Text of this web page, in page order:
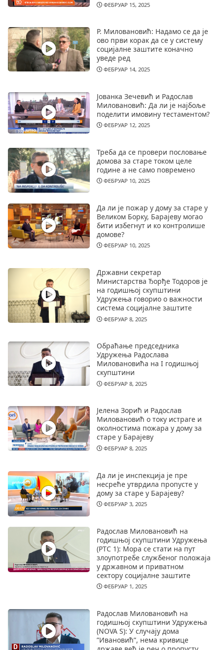
ФЕБРУАР 15, 2025
Р. Миловановић: Надамо се да је
ово први корак да се у систему
социјалне заштите коначно
уведе ред
ФЕБРУАР 14, 2025
Јованка Зечевић и Радослав
Миловановић: Да ли је најбоље
поделити имовину тестаментом?
ФЕБРУАР 12, 2025
Треба да се провери пословање
домова за старе током целе
године а не само повремено
ФЕБРУАР 10, 2025
Да ли је пожар у дому за старе у
Великом Борку, Барајеву могао
бити избегнут и ко контролише
домове?
ФЕБРУАР 10, 2025
Државни секретар
Министарства Ђорђе Тодоров је
на годишњој скупштини
Удружења говорио о важности
система социјалне заштите
ФЕБРУАР 8, 2025
Обраћање председника
Удружења Радослава
Миловановића на I годишњој
скупштини
ФЕБРУАР 8, 2025
Јелена Зорић и Радослав
Миловановић о току истраге и
околностима пожара у дому за
старе у Барајеву
ФЕБРУАР 8, 2025
Да ли је инспекција је пре
несреће утврдила пропусте у
дому за старе у Барајеву?
ФЕБРУАР 3, 2025
Радослав Миловановић на
годишњој скупштини Удружења
(РТС 1): Мора се стати на пут
злоупотребе службеног положаја
у државном и приватном
сектору социјалне заштите
ФЕБРУАР 1, 2025
Радослав Миловановић на
годишњој скупштини Удружења
(NOVA S): У случају дома
”Ивановић”, нема кривице